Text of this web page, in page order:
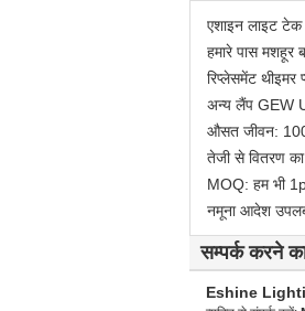
एशाइन लाइट टेक
हमारे पास मशहूर
रिप्लेसमेंट
अन्य लैंप GEW
औसत जीवन:
तेजी से वितरण
MOQ: हम भी
नमूना आदेश
सम्पर्क करने
Eshine